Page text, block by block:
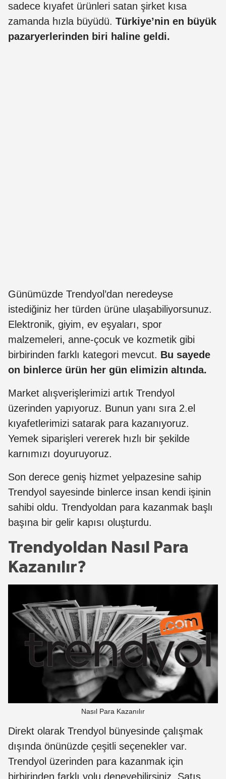
sadece kıyafet ürünleri satan şirket kısa
zamanda hızla büyüdü. Türkiye’nin en büyük
pazaryerlerinden biri haline geldi.
Günümüzde Trendyol’dan neredeyse
istediğiniz her türden ürüne ulaşabiliyorsunuz.
Elektronik, giyim, ev eşyaları, spor
malzemeleri, anne-çocuk ve kozmetik gibi
birbirinden farklı kategori mevcut. Bu sayede
on binlerce ürün her gün elimizin altında.
Market alışverişlerimizi artık Trendyol
üzerinden yapıyoruz. Bunun yanı sıra 2.el
kıyafetlerimizi satarak para kazanıyoruz.
Yemek siparişleri vererek hızlı bir şekilde
karnımızı doyuruyoruz.
Son derece geniş hizmet yelpazesine sahip
Trendyol sayesinde binlerce insan kendi işinin
sahibi oldu. Trendyoldan para kazanmak başlı
başına bir gelir kapısı oluşturdu.
Trendyoldan Nasıl Para
Kazanılır?
Nasıl Para Kazanılır
Direkt olarak Trendyol bünyesinde çalışmak
dışında önünüzde çeşitli seçenekler var.
Trendyol üzerinden para kazanmak için
birbirinden farklı yolu deneyebilirsiniz. Satış